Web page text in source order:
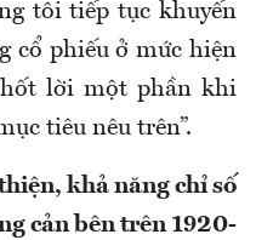
tôi tiếp tục khuyến
cổ phiếu ở mức hiện
lời một phần khi
tiêu nêu trên”.
khả năng chỉ số
cản bên trên 1920-